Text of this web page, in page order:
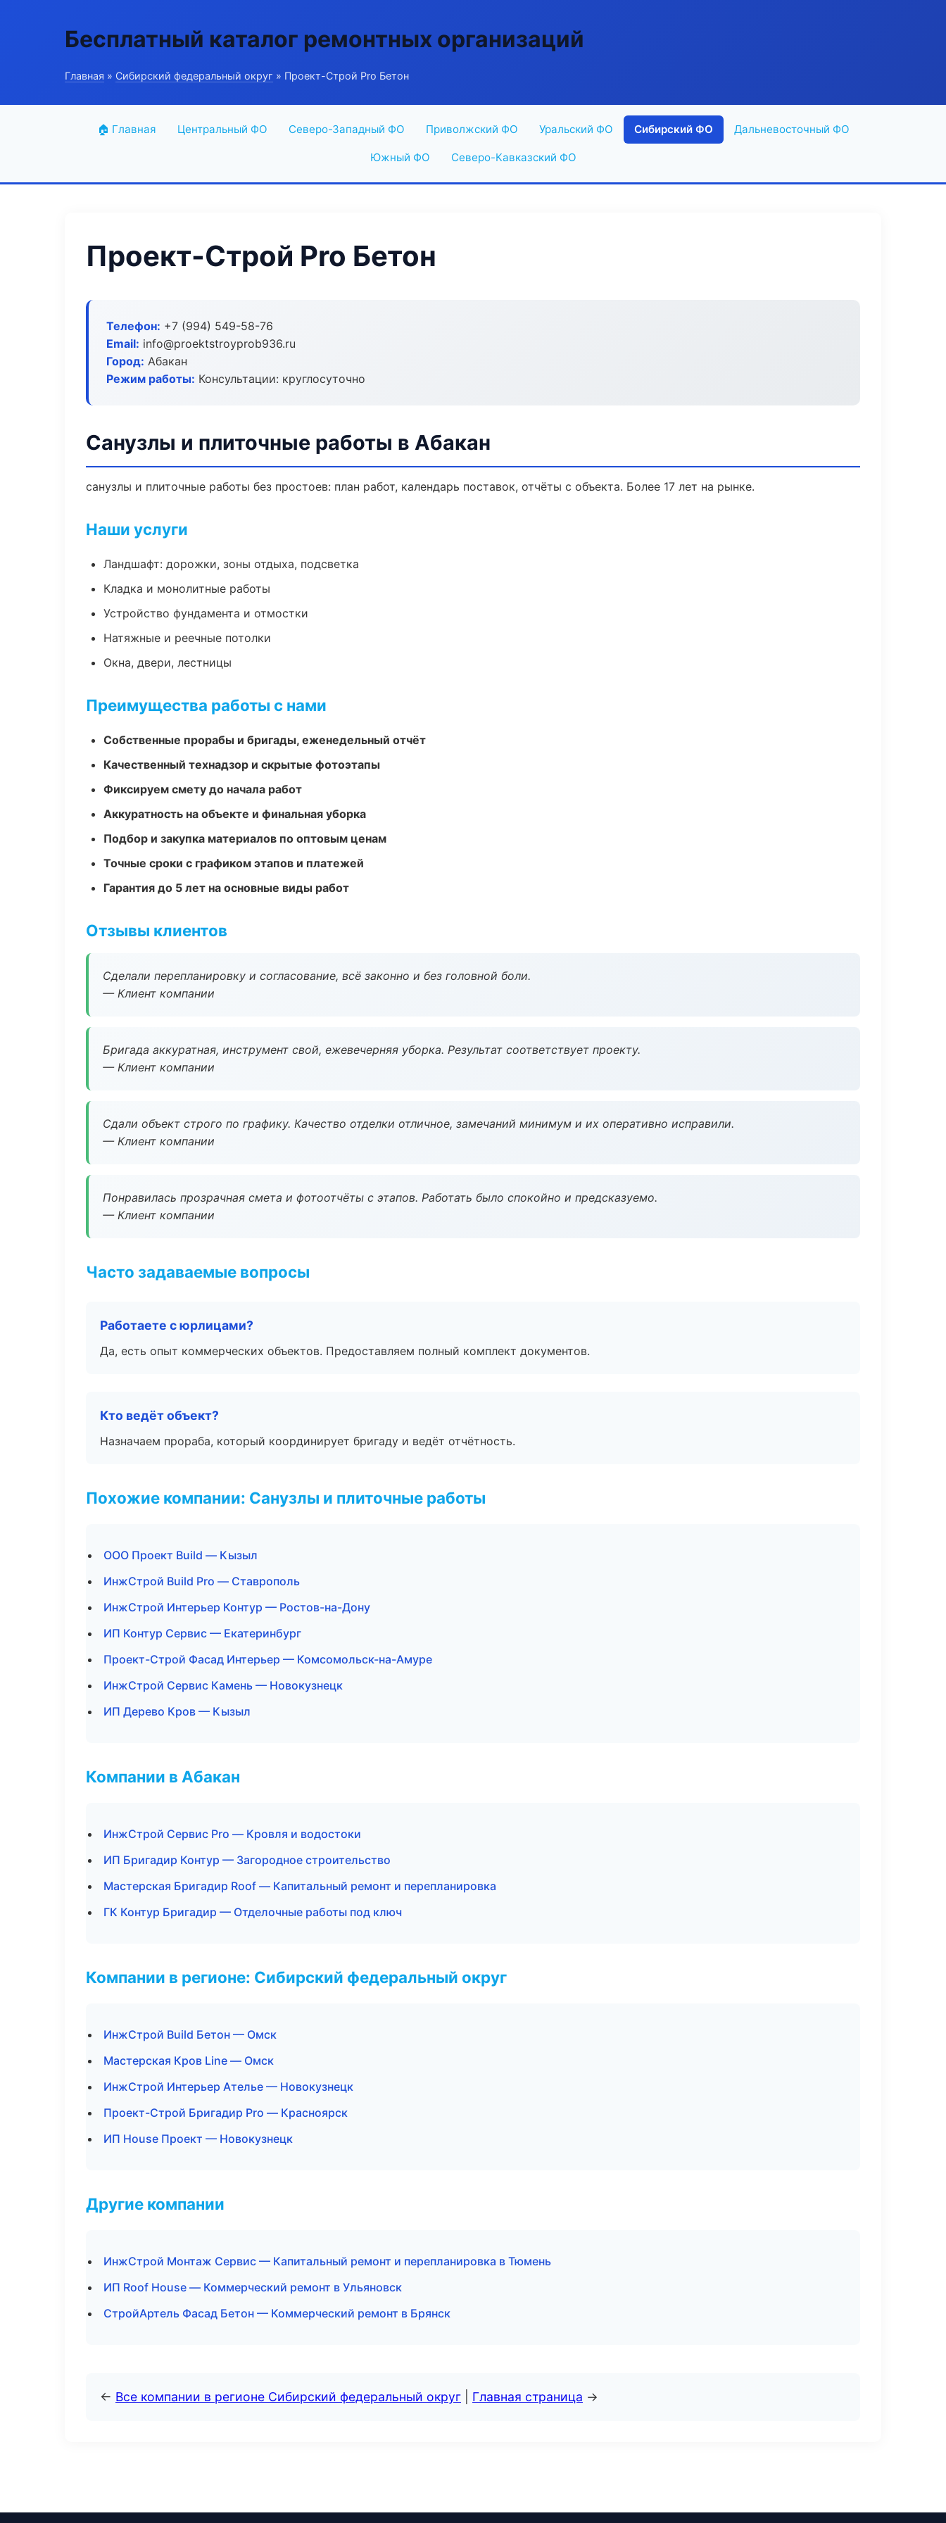
Бесплатный каталог ремонтных организаций
Главная » Сибирский федеральный округ » Проект-Строй Pro Бетон
🏠 Главная Центральный ФО Северо-Западный ФО Приволжский ФО Уральский ФО Сибирский ФО Дальневосточный ФО
Южный ФО Северо-Кавказский ФО
Проект-Строй Pro Бетон
Телефон: +7 (994) 549-58-76
Email: info@proektstroyprob936.ru
Город: Абакан
Режим работы: Консультации: круглосуточно
Санузлы и плиточные работы в Абакан
санузлы и плиточные работы без простоев: план работ, календарь поставок, отчёты с объекта. Более 17 лет на рынке.
Наши услуги
Ландшафт: дорожки, зоны отдыха, подсветка
Кладка и монолитные работы
Устройство фундамента и отмостки
Натяжные и реечные потолки
Окна, двери, лестницы
Преимущества работы с нами
Собственные прорабы и бригады, еженедельный отчёт
Качественный технадзор и скрытые фотоэтапы
Фиксируем смету до начала работ
Аккуратность на объекте и финальная уборка
Подбор и закупка материалов по оптовым ценам
Точные сроки с графиком этапов и платежей
Гарантия до 5 лет на основные виды работ
Отзывы клиентов
Сделали перепланировку и согласование, всё законно и без головной боли.
— Клиент компании
Бригада аккуратная, инструмент свой, ежевечерняя уборка. Результат соответствует проекту.
— Клиент компании
Сдали объект строго по графику. Качество отделки отличное, замечаний минимум и их оперативно исправили.
— Клиент компании
Понравилась прозрачная смета и фотоотчёты с этапов. Работать было спокойно и предсказуемо.
— Клиент компании
Часто задаваемые вопросы
Работаете с юрлицами?
Да, есть опыт коммерческих объектов. Предоставляем полный комплект документов.
Кто ведёт объект?
Назначаем прораба, который координирует бригаду и ведёт отчётность.
Похожие компании: Санузлы и плиточные работы
ООО Проект Build — Кызыл
ИнжСтрой Build Pro — Ставрополь
ИнжСтрой Интерьер Контур — Ростов-на-Дону
ИП Контур Сервис — Екатеринбург
Проект-Строй Фасад Интерьер — Комсомольск-на-Амуре
ИнжСтрой Сервис Камень — Новокузнецк
ИП Дерево Кров — Кызыл
Компании в Абакан
ИнжСтрой Сервис Pro — Кровля и водостоки
ИП Бригадир Контур — Загородное строительство
Мастерская Бригадир Roof — Капитальный ремонт и перепланировка
ГК Контур Бригадир — Отделочные работы под ключ
Компании в регионе: Сибирский федеральный округ
ИнжСтрой Build Бетон — Омск
Мастерская Кров Line — Омск
ИнжСтрой Интерьер Ателье — Новокузнецк
Проект-Строй Бригадир Pro — Красноярск
ИП House Проект — Новокузнецк
Другие компании
ИнжСтрой Монтаж Сервис — Капитальный ремонт и перепланировка в Тюмень
ИП Roof House — Коммерческий ремонт в Ульяновск
СтройАртель Фасад Бетон — Коммерческий ремонт в Брянск
← Все компании в регионе Сибирский федеральный округ Главная страница →